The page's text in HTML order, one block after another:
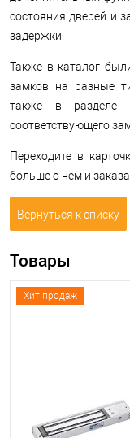
состояния дверей и
задержки.
Также в каталог
замков на разные
также в разделе
соответствующего
Переходите в
больше о нем и
Вернуться к списку
Товары
Хит продаж